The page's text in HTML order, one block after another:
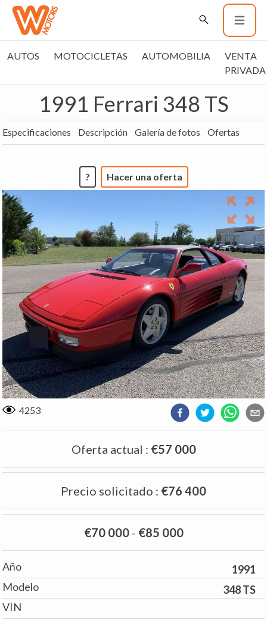
AUTOS MOTOCICLETAS AUTOMOBILIA
VENTA
PRIVADA
1991 Ferrari 348 TS
Especificaciones Descripción Galería de fotos Ofertas
? Hacer una oferta
4253
Oferta actual : €57 000
Precio solicitado : €76 400
€70 000- €85 000
Año
1991
Modelo
348 TS
VIN